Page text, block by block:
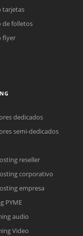
con el enlace a
a la brevedad.
sus datos personales.
tarjetas
de folletos
flyer
dedicados
semi-dedicados
reseller
corporativo
empresa
PYME
audio
Video